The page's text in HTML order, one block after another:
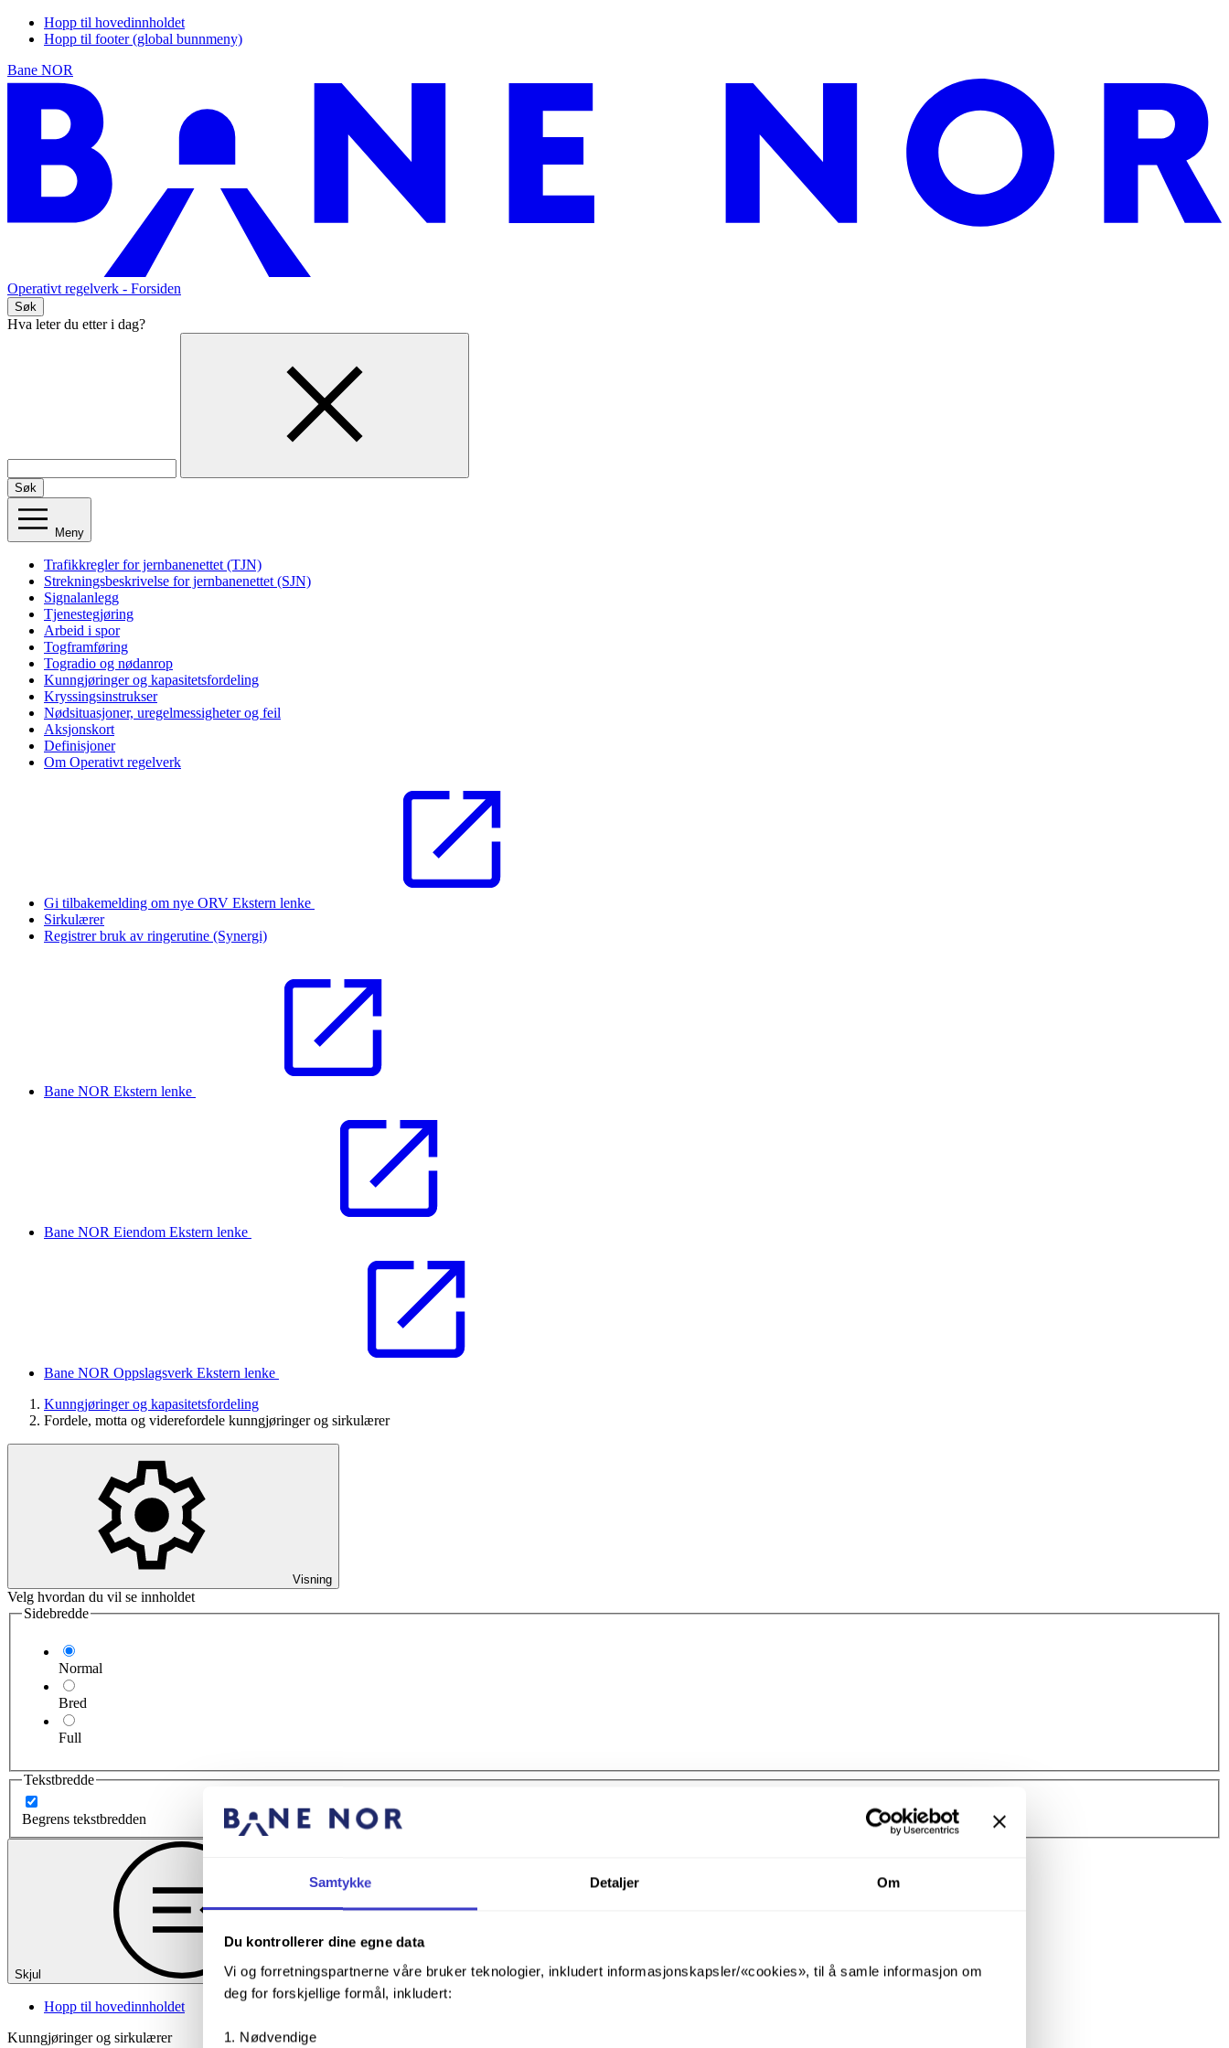
Samtykke Detaljer Om
Du kontrollerer dine egne data
Vi og forretningspartnerne våre bruker teknologier, inkludert informasjonskapsler/«cookies», til å samle informasjon om
deg for forskjellige formål, inkludert:
Nødvendige
Hopp til hovedinnholdet
Hopp til footer (global bunnmeny)
Bane NOR
Operativt regelverk - Forsiden
Søk
Hva leter du etter i dag?
Søk
Meny
Trafikkregler for jernbanenettet (TJN)
Strekningsbeskrivelse for jernbanenettet (SJN)
Signalanlegg
Tjenestegjøring
Arbeid i spor
Togframføring
Togradio og nødanrop
Kunngjøringer og kapasitetsfordeling
Kryssingsinstrukser
Nødsituasjoner, uregelmessigheter og feil
Aksjonskort
Definisjoner
Om Operativt regelverk
Gi tilbakemelding om nye ORV Ekstern lenke
Sirkulærer
Registrer bruk av ringerutine (Synergi)
Bane NOR Ekstern lenke
Bane NOR Eiendom Ekstern lenke
Bane NOR Oppslagsverk Ekstern lenke
Kunngjøringer og kapasitetsfordeling
Fordele, motta og viderefordele kunngjøringer og sirkulærer
Visning
Velg hvordan du vil se innholdet
Sidebredde
Normal
Bred
Full
Tekstbredde
Begrens tekstbredden
Skjul
Hopp til hovedinnholdet
Kunngjøringer og sirkulærer